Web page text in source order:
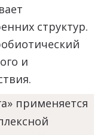
структур.
и
применяется